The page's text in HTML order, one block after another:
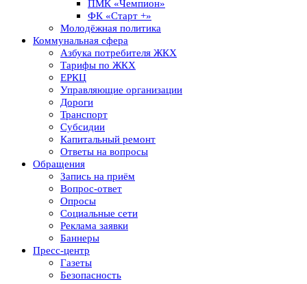
ПМК «Чемпион»
ФК «Старт +»
Молодёжная политика
Коммунальная сфера
Азбука потребителя ЖКХ
Тарифы по ЖКХ
ЕРКЦ
Управляющие организации
Дороги
Транспорт
Субсидии
Капитальный ремонт
Ответы на вопросы
Обращения
Запись на приём
Вопрос-ответ
Опросы
Социальные сети
Реклама заявки
Баннеры
Пресс-центр
Газеты
Безопасность